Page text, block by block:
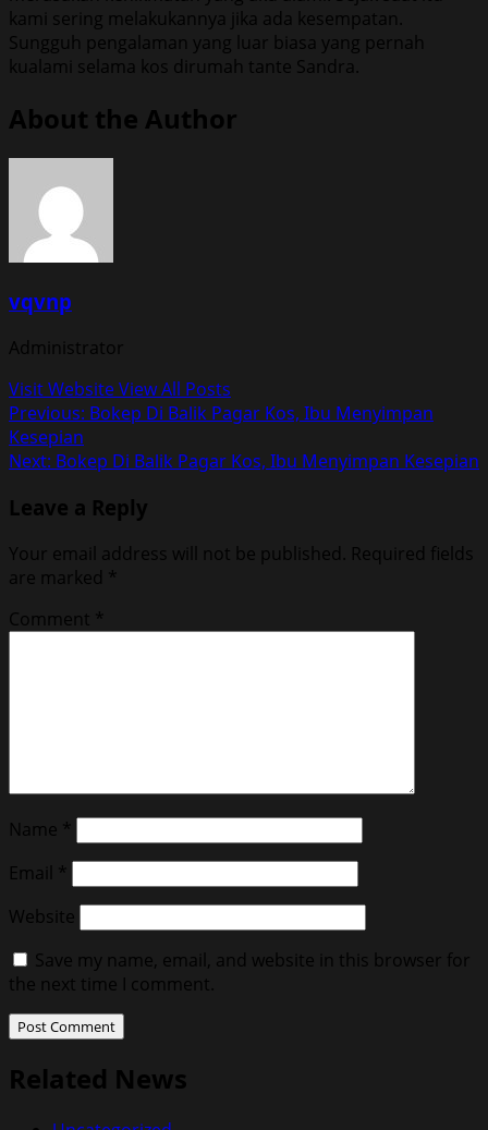
kami sering melakukannya jika ada kesempatan.
Sungguh pengalaman yang luar biasa yang pernah
kualami selama kos dirumah tante Sandra.
About the Author
vqvnp
Administrator
Visit WebsiteView All Posts
Post
navigation
Previous: Bokep Di Balik Pagar Kos, Ibu Menyimpan
Kesepian
Next: Bokep Di Balik Pagar Kos, Ibu Menyimpan Kesepian
Leave a Reply
Your email address will not be published. Required fields
are marked *
Comment *
Name *
Email
*
Website
Save my name, email, and website in this browser for
the next time I comment.
Related News